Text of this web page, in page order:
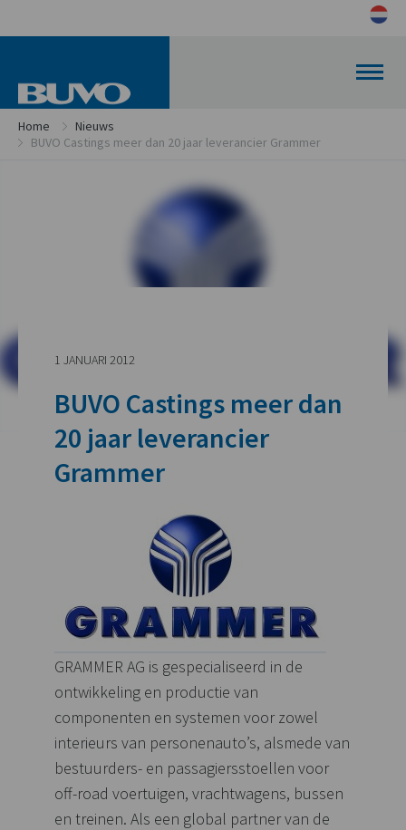
Home
Nieuws
BUVO Castings meer dan 20 jaar leverancier Grammer
1 JANUARI 2012
BUVO Castings meer dan
20 jaar leverancier
Grammer
GRAMMER AG is gespecialiseerd in de
ontwikkeling en productie van
componenten en systemen voor zowel
interieurs van personenauto’s, alsmede van
bestuurders- en passagiersstoellen voor
off-road voertuigen, vrachtwagens, bussen
en treinen. Als een global partner van de